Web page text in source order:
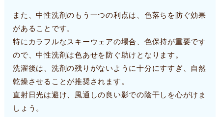
また、中性洗剤のもう一つの利点は、色落ちを防ぐ効果
があることです。
特にカラフルなスキーウェアの場合、色保持が重要です
ので、中性洗剤は色あせを防ぐ助けとなります。
洗濯後は、洗剤の残りがないように十分にすすぎ、自然
乾燥させることが推奨されます。
直射日光は避け、風通しの良い影での陰干しを心がけま
しょう。